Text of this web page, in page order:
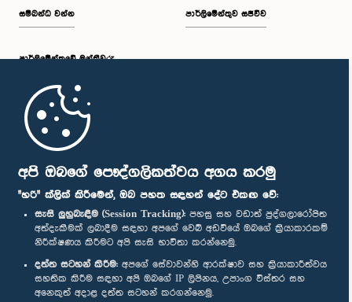
අපි ඔබගේ පෞද්ගලිකත්වය අගය කරමු
"හරි" ක්ලික් කිරීමෙන්, ඔබ පහත සඳහන් දේට එකඟ වේ:
සැසි ලුහුබැඳීම (Session Tracking): පහසු සහ වඩාත් පුද්ගලාරෝපිත
අත්දැකීමක් ලබාදීම සඳහා අපගේ වෙබ් අඩවියේ ඔබගේ ක්‍රියාකාරකම්
නිරීක්ෂණය කිරීමට අපි සැසි භාවිතා කරන්නෙමු.
දත්ත සටහන් කිරීම: අපගේ සේවාවන්හි ආරක්ෂාව සහ ක්‍රියාකාරීත්වය
සහතික කිරීම සඳහා අපි ඔබගේ IP ලිපිනය, උපාංග විස්තර සහ
අනෙකුත් අදාළ දත්ත සටහන් කරගන්නෙමු.
සම්බන්ධ වන්න
පාර්ලි‌මේන්තුවේ මන්ත්‍රීවරු
මුල් පිටුව
පාර්ලිමේන්තුව සජීවීව
පාර්ලිමේන්තු ජංගම යෙදුම
අප හා සම්බන්ධ වී සිටින්න :